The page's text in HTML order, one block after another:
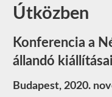
Útközben
Konferencia a
állandó
Budapest, 2020.